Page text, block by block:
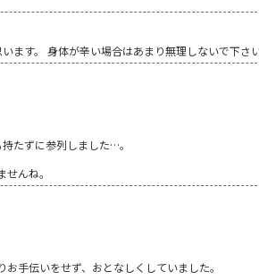
ます。 身体が辛い場合はあまり無理しないで下さ
たずに参列しました…。
んね。
手伝いをせず、おとなしくしていました。